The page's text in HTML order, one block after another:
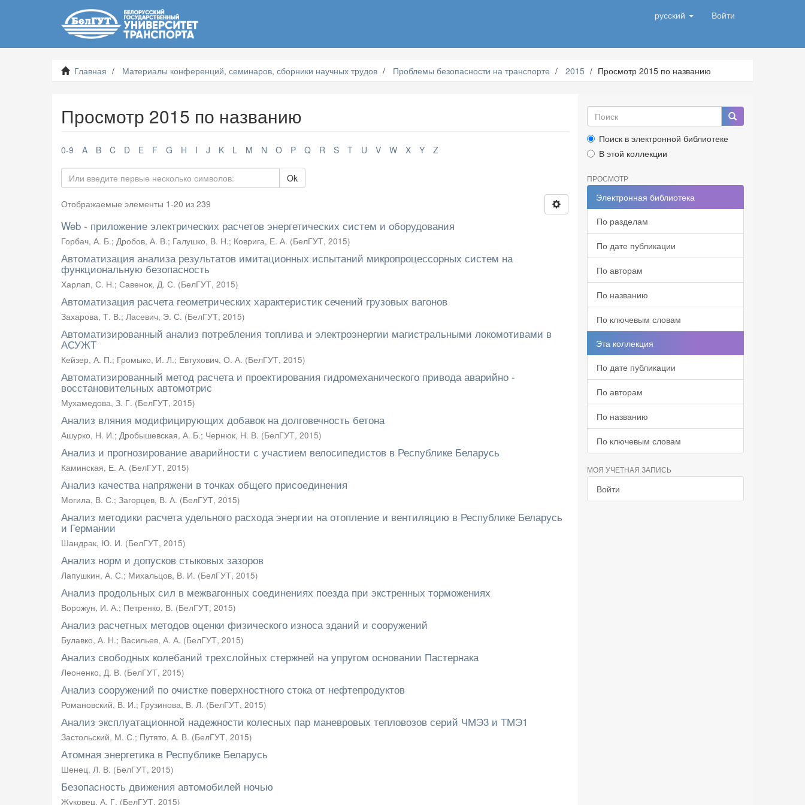
русский Войти
Главная Материалы конференций, семинаров, сборники научных трудов Проблемы безопасности на транспорте 2015 Просмотр 2015 по названию
Просмотр 2015 по названию
0-9 A B C D E F G H I J K L M N O P Q R S T U V W X Y Z
Ok
Отображаемые элементы 1-20 из 239
Web - приложение электрических расчетов энергетических систем и оборудования
Горбач, А. Б.; Дробов, А. В.; Галушко, В. Н.; Коврига, Е. А. (БелГУТ, 2015)
Автоматизация анализа результатов имитационных испытаний микропроцессорных систем на
функциональную безопасность
Харлап, С. Н.; Савенок, Д. С. (БелГУТ, 2015)
Автоматизация расчета геометрических характеристик сечений грузовых вагонов
Захарова, Т. В.; Ласевич, Э. С. (БелГУТ, 2015)
Автоматизированный анализ потребления топлива и электроэнергии магистральными локомотивами в
АСУЖТ
Кейзер, А. П.; Громыко, И. Л.; Евтухович, О. А. (БелГУТ, 2015)
Автоматизированный метод расчета и проектирования гидромеханического привода аварийно -
восстановительных автомотрис
Мухамедова, З. Г. (БелГУТ, 2015)
Анализ вляния модифицирующих добавок на долговечность бетона
Ашурко, Н. И.; Дробышевская, А. Б.; Чернюк, Н. В. (БелГУТ, 2015)
Анализ и прогнозирование аварийности с участием велосипедистов в Республике Беларусь
Каминская, Е. А. (БелГУТ, 2015)
Анализ качества напряжени в точках общего присоединения
Могила, В. С.; Загорцев, В. А. (БелГУТ, 2015)
Анализ методики расчета удельного расхода энергии на отопление и вентиляцию в Республике Беларусь
и Германии
Шандрак, Ю. И. (БелГУТ, 2015)
Анализ норм и допусков стыковых зазоров
Лапушкин, А. С.; Михальцов, В. И. (БелГУТ, 2015)
Анализ продольных сил в межвагонных соединениях поезда при экстренных торможениях
Ворожун, И. А.; Петренко, В. (БелГУТ, 2015)
Анализ расчетных методов оценки физического износа зданий и сооружений
Булавко, А. Н.; Васильев, А. А. (БелГУТ, 2015)
Анализ свободных колебаний трехслойных стержней на упругом основании Пастернака
Леоненко, Д. В. (БелГУТ, 2015)
Анализ сооружений по очистке поверхностного стока от нефтепродуктов
Романовский, В. И.; Грузинова, В. Л. (БелГУТ, 2015)
Анализ эксплуатационной надежности колесных пар маневровых тепловозов серий ЧМЭ3 и ТМЭ1
Застольский, М. С.; Путято, А. В. (БелГУТ, 2015)
Атомная энергетика в Республике Беларусь
Шенец, Л. В. (БелГУТ, 2015)
Безопасность движения автомобилей ночью
Жуковец, А. Г. (БелГУТ, 2015)
Поиск в электронной библиотеке
В этой коллекции
ПРОСМОТР
Электронная библиотека
По разделам
По дате публикации
По авторам
По названию
По ключевым словам
Эта коллекция
По дате публикации
По авторам
По названию
По ключевым словам
МОЯ УЧЕТНАЯ ЗАПИСЬ
Войти